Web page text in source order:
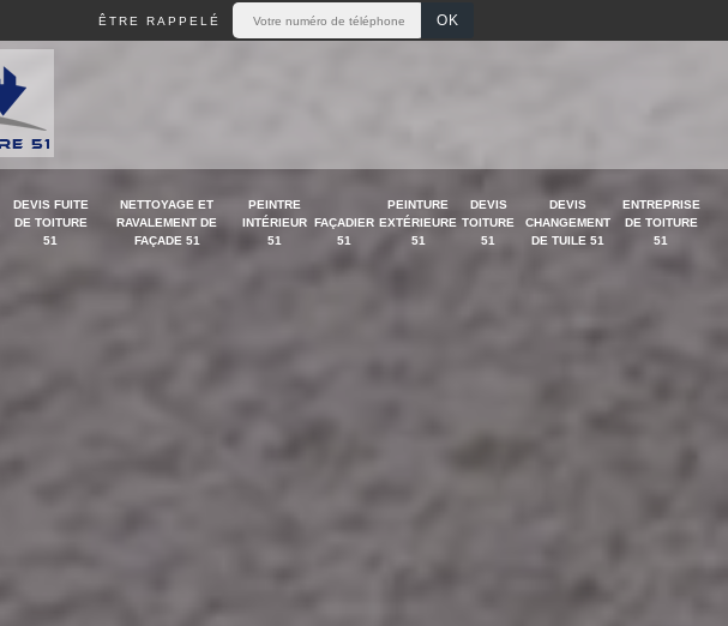
ÊTRE RAPPELÉ
DEVIS FUITE
DE TOITURE
51
NETTOYAGE ET
RAVALEMENT DE
FAÇADE 51
PEINTRE
INTÉRIEUR
51
FAÇADIER
51
PEINTURE
EXTÉRIEURE
51
DEVIS
TOITURE
51
DEVIS
CHANGEMENT
DE TUILE 51
ENTREPRISE
DE TOITURE
51